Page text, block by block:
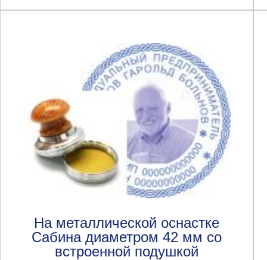
На металлической оснастке
Сабина диаметром 42 мм со
встроенной подушкой